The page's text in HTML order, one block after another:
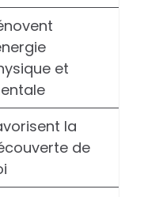
et
la
de